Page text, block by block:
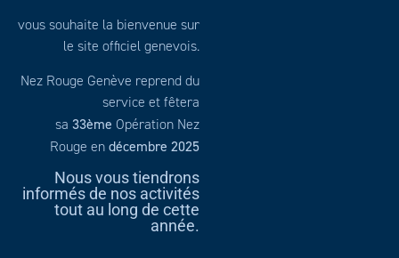
vous souhaite la bienvenue sur
le site officiel genevois.
Nez Rouge Genève reprend du
service et fêtera
sa 33ème Opération Nez
Rouge en décembre 2025
Nous vous tiendrons
informés de nos activités
tout au long de cette
année.